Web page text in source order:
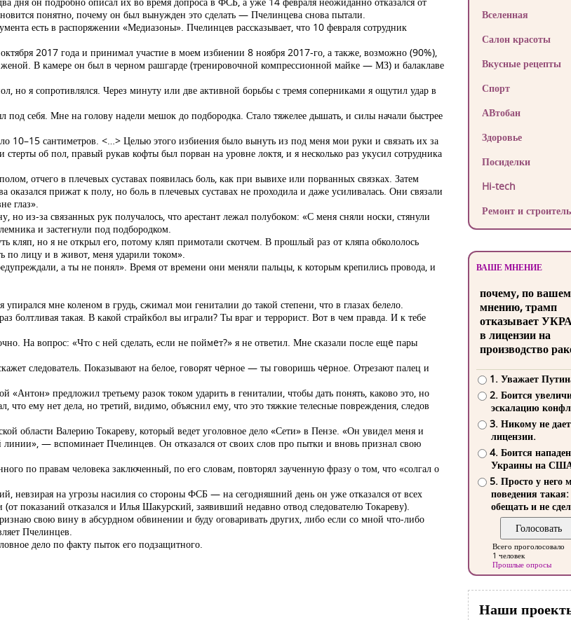
понятно, почему он был вынужден это сделать — Пчелинцева снова пытали.
есть в распоряжении «Медиазоны». Пчелинцев рассказывает, что 10 февраля сотрудник
2017 года и принимал участие в моем избиении 8 ноября 2017-го, а также, возможно (90%),
В камере он был в черном рашгарде (тренировочной компрессионной майке — МЗ) и балаклаве
но я сопротивлялся. Через минуту или две активной борьбы с тремя соперниками я ощутил удар в
себя. Мне на голову надели мешок до подбородка. Стало тяжелее дышать, и силы начали быстрее
10–15 сантиметров. <…> Целью этого избиения было вынуть из под меня мои руки и связать их за
об пол, правый рукав кофты был порван на уровне локтя, и я несколько раз укусил сотрудника
отчего в плечевых суставах появилась боль, как при вывихе или порванных связках. Затем
прижат к полу, но боль в плечевых суставах не проходила и даже усиливалась. Они связали
глаз».
из-за связанных рук получалось, что арестант лежал полубоком: «С меня сняли носки, стянули
и застегнули под подбородком.
но я не открыл его, потому кляп примотали скотчем. В прошлый раз от кляпа обкололось
по лицу и в живот, меня ударили током».
а ты не понял». Время от времени они меняли пальцы, к которым крепились провода, и
мне коленом в грудь, сжимал мои гениталии до такой степени, что в глазах белело.
болтливая такая. В какой страйкбол вы играли? Ты враг и террорист. Вот в чем правда. И к тебе
На вопрос: «Что с ней сделать, если не поймeт?» я не ответил. Мне сказали после ещe пары
следователь. Показывают на белое, говорят чeрное — ты говоришь чeрное. Отрезают палец и
предложил третьему разок током ударить в гениталии, чтобы дать понять, каково это, но
что ему нет дела, но третий, видимо, объяснил ему, что это тяжкие телесные повреждения, следов
области Валерию Токареву, который ведет уголовное дело «Сети» в Пензе. «Он увидел меня и
линии», — вспоминает Пчелинцев. Он отказался от своих слов про пытки и вновь признал свою
по правам человека заключенный, по его словам, повторял заученную фразу о том, что «солгал о
невзирая на угрозы насилия со стороны ФСБ — на сегодняшний день он уже отказался от всех
показаний отказался и Илья Шакурский, заявивший недавно отвод следователю Токареву).
свою вину в абсурдном обвинении и буду оговаривать других, либо если со мной что-либо
Пчелинцев.
дело по факту пыток его подзащитного.
Вселенная
Салон красоты
Вкусные рецепты
Спорт
АВтобан
Здоровье
Посиделки
Hi-tech
Ремонт и
ВАШЕ МНЕНИЕ
почему, по
мнению, трамп
отказывает
в лицензии на
производство
1. Уважает
2. Боится
эскалацию
3. Никому не
лицензии.
4. Боится
Украины на
5. Просто у него
поведения такая:
обещать и не
Всего проголосовало
1 человек
Прошлые опросы
Наши